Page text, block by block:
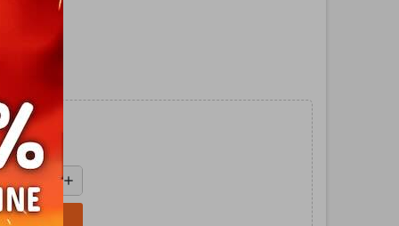
40000
add